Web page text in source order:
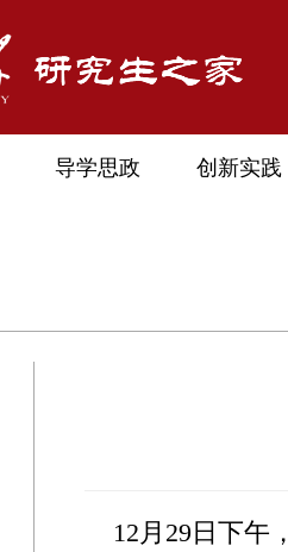
导学思政 创新实践
12月29日下午